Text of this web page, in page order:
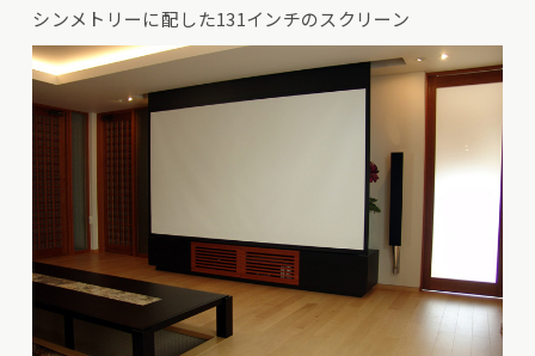
シンメトリーに配した131インチのスクリーン